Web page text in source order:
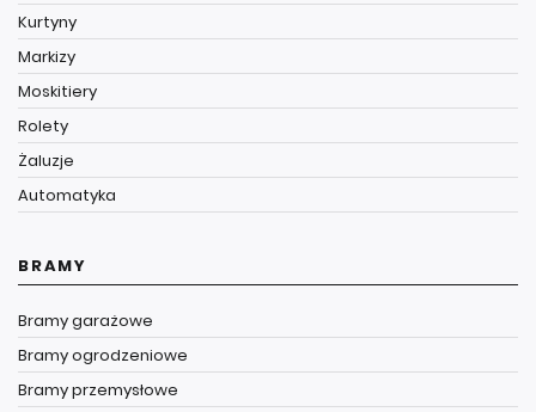
Kurtyny
Markizy
Moskitiery
Rolety
Żaluzje
Automatyka
BRAMY
Bramy garażowe
Bramy ogrodzeniowe
Bramy przemysłowe